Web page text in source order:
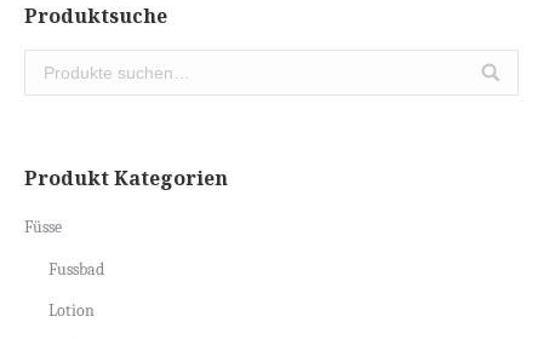
Produktsuche
Produkt Kategorien
Füsse
Fussbad
Lotion